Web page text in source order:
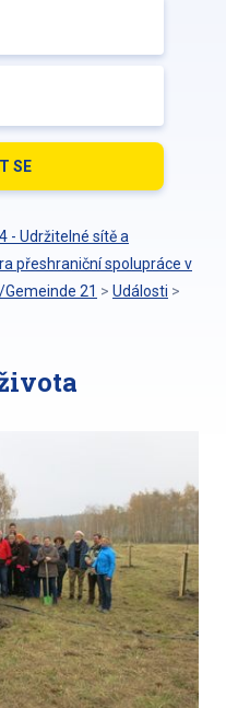
- Udržitelné sítě a
přeshraniční spolupráce v
21 > Události >